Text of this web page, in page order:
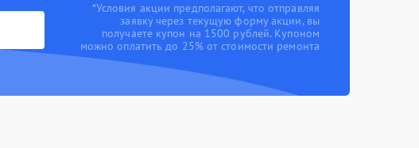
*Условия акции предполагают, что отправляя
заявку через текущую форму акции, вы
получаете купон на 1500 рублей. Купоном
можно оплатить до 25% от стоимости ремонта